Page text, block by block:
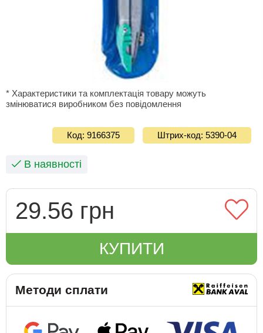
* Характеристики та комплектація товару можуть
змінюватися виробником без повідомлення
Код: 9166375 Штрих-код: 5390-04
В наявності
29.56 грн
КУПИТИ
Методи сплати